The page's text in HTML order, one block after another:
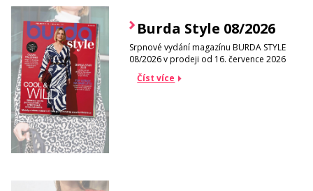
Burda Style 08/2026
Srpnové vydání magazínu BURDA STYLE
08/2026 v prodeji od 16. července 2026
Číst více